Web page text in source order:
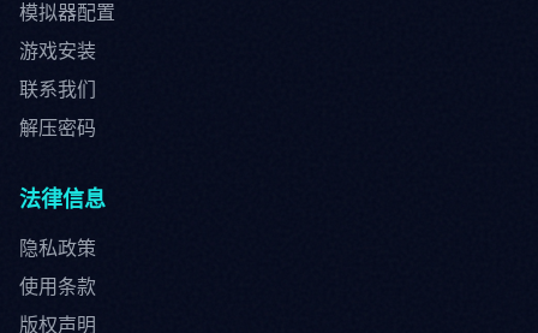
模拟器配置
游戏安装
联系我们
解压密码
法律信息
隐私政策
使用条款
版权声明